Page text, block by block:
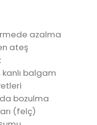
azalma
ateş
kanlı balgam
bozulma
(felç)